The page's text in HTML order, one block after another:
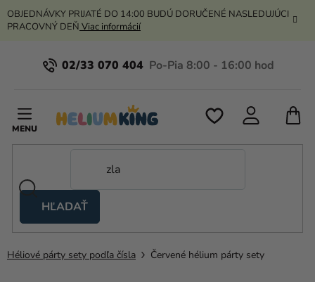
Prejsť
na
OBJEDNÁVKY PRIJATÉ DO 14:00 BUDÚ DORUČENÉ NASLEDUJÚCI
PRACOVNÝ DEŇ Viac informácií
02/33 070 404
HĽADAŤ
stany
Kanekalon
Héliové párty sety podľa čísla Červené hélium párty sety